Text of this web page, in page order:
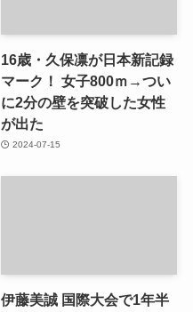
16歳・久保凛が日本新記録
マーク！ 女子800ｍ→つい
に2分の壁を突破した女性
が出た
2024-07-15
伊藤美誠 国際大会で1年半